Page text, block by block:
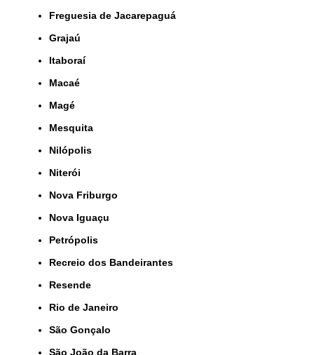
Freguesia de Jacarepaguá
Grajaú
Itaboraí
Macaé
Magé
Mesquita
Nilópolis
Niterói
Nova Friburgo
Nova Iguaçu
Petrópolis
Recreio dos Bandeirantes
Resende
Rio de Janeiro
São Gonçalo
São João da Barra